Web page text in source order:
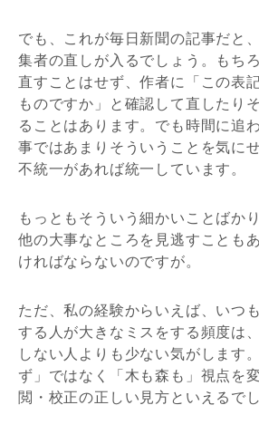
でも、これが毎日新聞の記事だと
集者の直しが入るでしょう。もち
直すことはせず、作者に「この表
ものですか」と確認して直したり
ることはあります。でも時間に追
事ではあまりそういうことを気に
不統一があれば統一しています。
もっともそういう細かいことばか
他の大事なところを見逃すことも
ければならないのですが。
ただ、私の経験からいえば、いつ
する人が大きなミスをする頻度は
しない人よりも少ない気がします
ず」ではなく「木も森も」視点を
閲・校正の正しい見方といえるでし